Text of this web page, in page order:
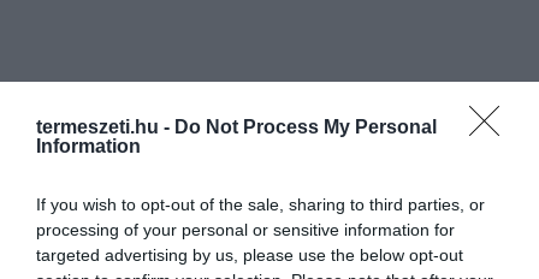
termeszeti.hu - Do Not Process My Personal
Information
If you wish to opt-out of the sale, sharing to third parties, or
processing of your personal or sensitive information for
targeted advertising by us, please use the below opt-out